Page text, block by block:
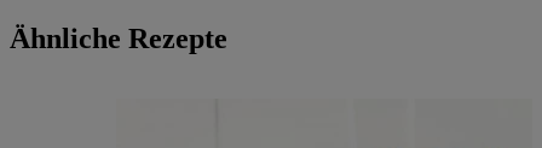
Ähnliche Rezepte